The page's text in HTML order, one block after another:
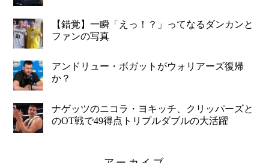
【錯覚】一瞬「えっ！？」ってなるダンカンと
ファンの写真
アンドリュー・ボガットがウォリアーズ復帰
か？
ナゲッツのニコラ・ヨキッチ、クリッパーズと
のOT戦で49得点トリプルダブルの大活躍